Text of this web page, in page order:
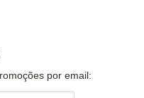
por email: